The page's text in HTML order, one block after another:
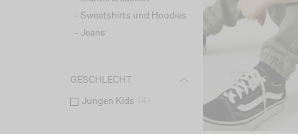
- Sweatshirts und Hoodies
- Jeans
GESCHLECHT
Jungen Kids